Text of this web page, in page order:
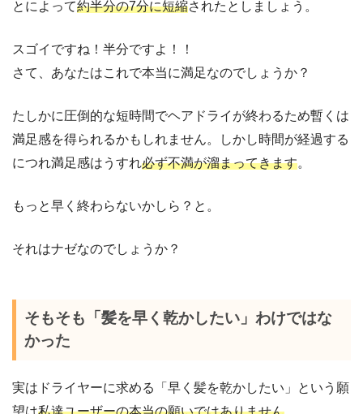
とによって約半分の7分に短縮されたとしましょう。
スゴイですね！半分ですよ！！
さて、あなたはこれで本当に満足なのでしょうか？
たしかに圧倒的な短時間でヘアドライが終わるため暫くは
満足感を得られるかもしれません。しかし時間が経過する
につれ満足感はうすれ必ず不満が溜まってきます。
もっと早く終わらないかしら？と。
それはナゼなのでしょうか？
そもそも「髪を早く乾かしたい」わけではな
かった
実はドライヤーに求める「早く髪を乾かしたい」という願
望は私達ユーザーの本当の願いではありません。